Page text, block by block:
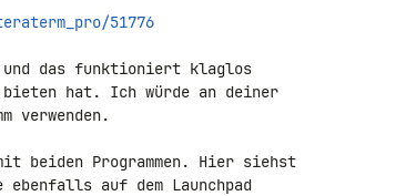
51776
und das funktioniert klaglos
bieten hat. Ich würde an deiner
verwenden.
beiden Programmen. Hier siehst
ebenfalls auf dem Launchpad